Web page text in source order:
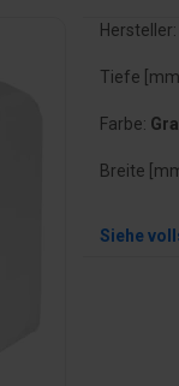
Hersteller:
Tiefe
Farbe:
Breite
Siehe